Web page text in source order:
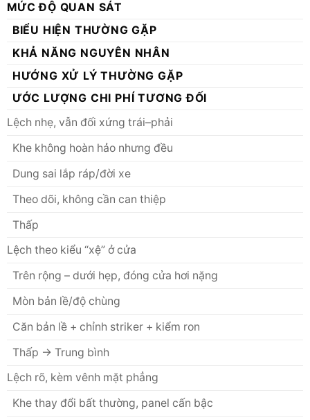
MỨC ĐỘ QUAN SÁT
BIỂU HIỆN THƯỜNG GẶP
KHẢ NĂNG NGUYÊN NHÂN
HƯỚNG XỬ LÝ THƯỜNG GẶP
ƯỚC LƯỢNG CHI PHÍ TƯƠNG ĐỐI
Lệch nhẹ, vẫn đối xứng trái–phải
Khe không hoàn hảo nhưng đều
Dung sai lắp ráp/đời xe
Theo dõi, không cần can thiệp
Thấp
Lệch theo kiểu “xệ” ở cửa
Trên rộng – dưới hẹp, đóng cửa hơi nặng
Mòn bản lề/độ chùng
Căn bản lề + chỉnh striker + kiểm ron
Thấp → Trung bình
Lệch rõ, kèm vênh mặt phẳng
Khe thay đổi bất thường, panel cấn bậc